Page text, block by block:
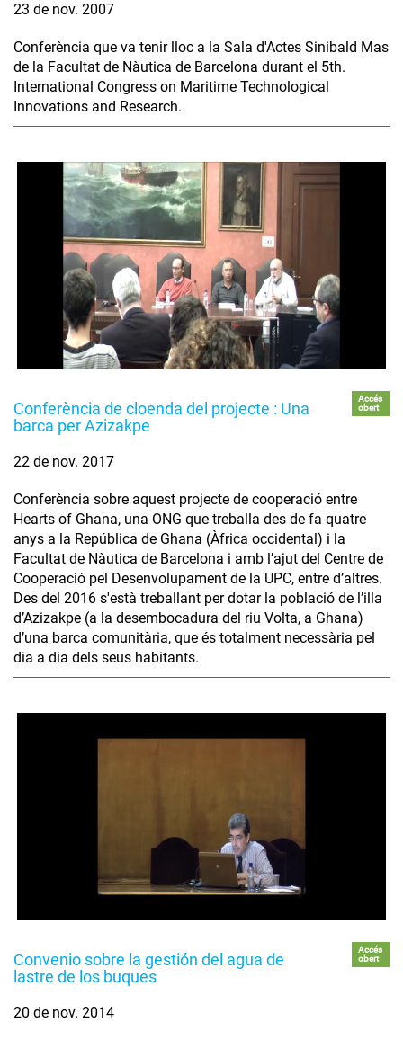
23 de nov. 2007
Conferència que va tenir lloc a la Sala d'Actes Sinibald Mas
de la Facultat de Nàutica de Barcelona durant el 5th.
International Congress on Maritime Technological
Innovations and Research.
Conferència de cloenda del projecte : Una
barca per Azizakpe
Accés
obert
22 de nov. 2017
Conferència sobre aquest projecte de cooperació entre
Hearts of Ghana, una ONG que treballa des de fa quatre
anys a la República de Ghana (Àfrica occidental) i la
Facultat de Nàutica de Barcelona i amb l’ajut del Centre de
Cooperació pel Desenvolupament de la UPC, entre d’altres.
Des del 2016 s'està treballant per dotar la població de l’illa
d’Azizakpe (a la desembocadura del riu Volta, a Ghana)
d’una barca comunitària, que és totalment necessària pel
dia a dia dels seus habitants.
Convenio sobre la gestión del agua de
lastre de los buques
Accés
obert
20 de nov. 2014